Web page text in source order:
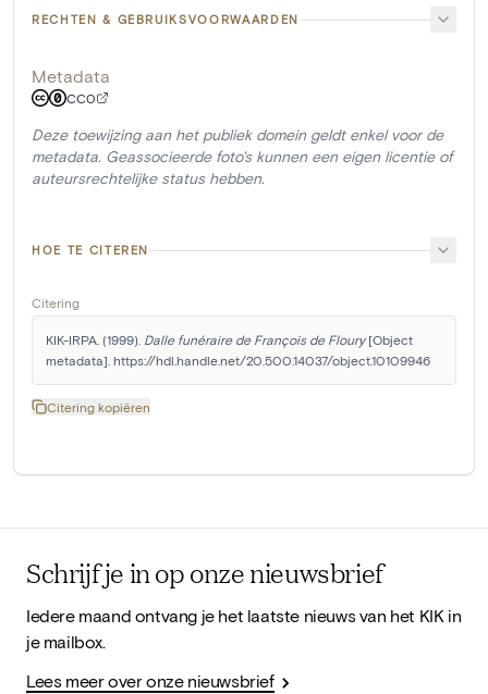
RECHTEN & GEBRUIKSVOORWAARDEN
Metadata
CC0
Deze toewijzing aan het publiek domein geldt enkel voor de
metadata. Geassocieerde foto's kunnen een eigen licentie of
auteursrechtelijke status hebben.
HOE TE CITEREN
Citering
KIK-IRPA. (1999). Dalle funéraire de François de Floury [Object
metadata]. https://hdl.handle.net/20.500.14037/object.10109946
Citering kopiëren
Schrijf je in op onze nieuwsbrief
Iedere maand ontvang je het laatste nieuws van het KIK in
je mailbox.
Lees meer over onze nieuwsbrief